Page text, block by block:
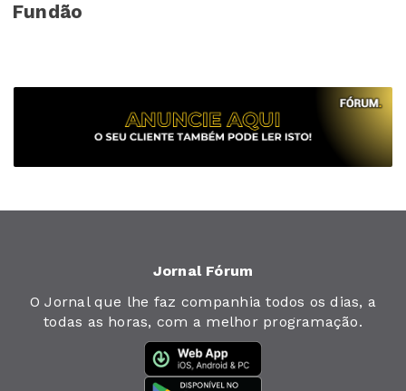
Fundão
Jornal Fórum
O Jornal que lhe faz companhia todos os dias, a
todas as horas, com a melhor programação.